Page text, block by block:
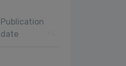
Publication
date